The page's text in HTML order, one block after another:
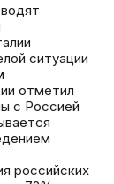
ситуации
отметил
с Россией
российских